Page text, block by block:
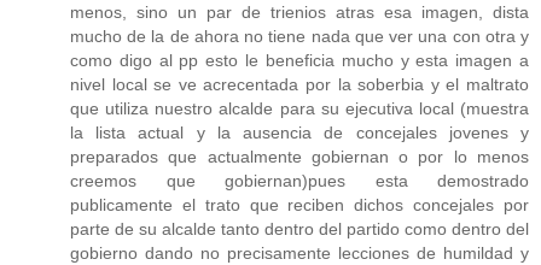
menos, sino un par de trienios atras esa imagen, dista
mucho de la de ahora no tiene nada que ver una con otra y
como digo al pp esto le beneficia mucho y esta imagen a
nivel local se ve acrecentada por la soberbia y el maltrato
que utiliza nuestro alcalde para su ejecutiva local (muestra
la lista actual y la ausencia de concejales jovenes y
preparados que actualmente gobiernan o por lo menos
creemos que gobiernan)pues esta demostrado
publicamente el trato que reciben dichos concejales por
parte de su alcalde tanto dentro del partido como dentro del
gobierno dando no precisamente lecciones de humildad y